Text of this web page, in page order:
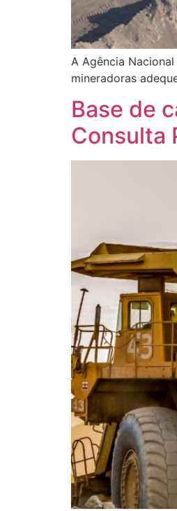
A Agência
mineradoras
Base de
Consulta